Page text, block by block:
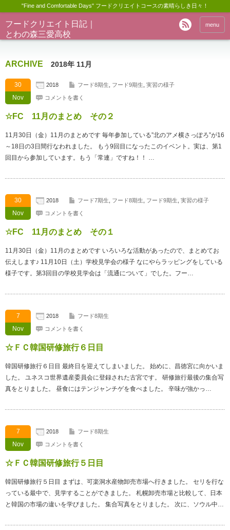
"Fine and Comfortable Days" フードクリエイトコースの素晴らしき日々！
フードクリエイト日記｜
とわの森三愛高校
menu
ARCHIVE 2018年 11月
30
Nov
2018 フード8期生 フード9期生 実習の様子
コメントを書く
☆FC 11月のまとめ その２
11月30日（金）11月のまとめです 毎年参加している”北のアメ横さっぽろ”が16
～18日の3日間行なわれました。 もう9回目になったこのイベント。実は、第1
回目から参加しています。もう「常連」ですね！！ …
30
Nov
2018 フード7期生 フード8期生 フード9期生 実習の様子
コメントを書く
☆FC 11月のまとめ その１
11月30日（金）11月のまとめです いろいろな活動があったので、まとめてお
伝えします♪ 11月10日（土）学校見学会の様子 なにやらラッピングをしている
様子です。第3回目の学校見学会は「流通について」でした。フー…
7
Nov
2018 フード8期生
コメントを書く
☆ＦＣ韓国研修旅行６日目
韓国研修旅行６日目 最終日を迎えてしまいました。 始めに、昌徳宮に向かいま
した。 ユネスコ世界遺産委員会に登録された古宮です。 研修旅行最後の集合写
真をとりました。 昼食にはテンジャンチゲを食べました。 辛味が強かっ…
7
Nov
2018 フード8期生
コメントを書く
☆ＦＣ韓国研修旅行５日目
韓国研修旅行５日目 まずは、可楽洞水産物卸売市場へ行きました。 セリを行な
っている最中で、見学することができました。 札幌卸売市場と比較して、日本
と韓国の市場の違いを学びました。 集合写真をとりました。 次に、ソウル中…